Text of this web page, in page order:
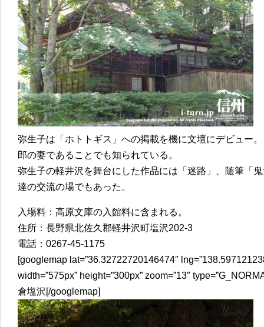
弥生子は「ホトトギス」への掲載を機に文壇にデビュー
郎の妻であることでも知られている。
弥生子の軽井沢を舞台にした作品には「迷路」、随筆「
達の交流の場でもあった。
入場料：高原文庫の入館料に含まれる。
住所：長野県北佐久郡軽井沢町塩沢202-3
電話：0267-45-1175
[googlemap lat=”36.32722720146474″
width=”575px” height=”300px” zoom=”13″
倉塩沢[/googlemap]